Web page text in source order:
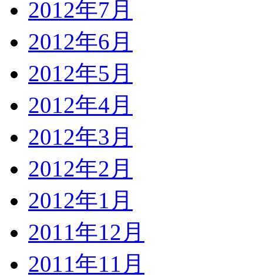
2012年7月
2012年6月
2012年5月
2012年4月
2012年3月
2012年2月
2012年1月
2011年12月
2011年11月